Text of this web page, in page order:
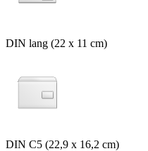
DIN lang (22 x 11 cm)
DIN C5 (22,9 x 16,2 cm)